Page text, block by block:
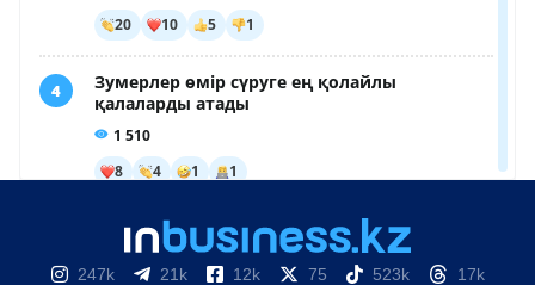
247k 21k 12k 75 523k 17k